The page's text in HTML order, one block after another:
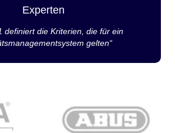
Experten
definiert die Kriterien, die für ein
gelten“